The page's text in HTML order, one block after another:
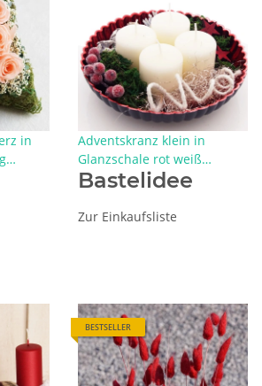
in
Adventskranz klein in
Glanzschale rot weiß
dekoriert
Bastelidee
Zur Einkaufsliste
BESTSELLER